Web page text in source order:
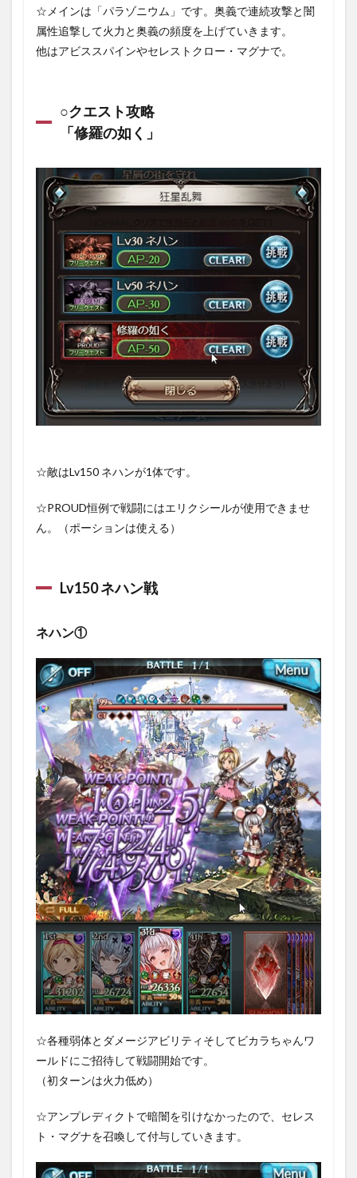
☆メインは「パラゾニウム」です。奥義で連続攻撃と闇
属性追撃して火力と奥義の頻度を上げていきます。
他はアビススパインやセレストクロー・マグナで。
○クエスト攻略
「修羅の如く」
☆敵はLv150 ネハンが1体です。
☆PROUD恒例で戦闘にはエリクシールが使用できませ
ん。（ポーションは使える）
Lv150 ネハン戦
ネハン①
☆各種弱体とダメージアビリティそしてビカラちゃんワ
ールドにご招待して戦闘開始です。
（初ターンは火力低め）
☆アンプレディクトで暗闇を引けなかったので、セレス
ト・マグナを召喚して付与していきます。